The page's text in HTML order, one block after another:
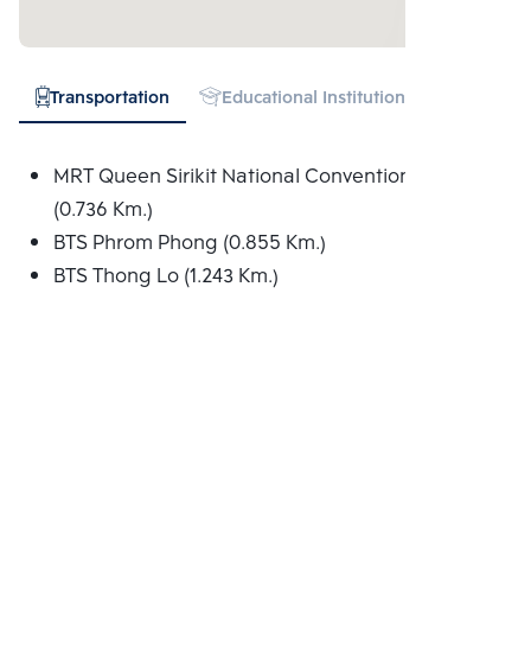
Transportation Educational Institution
MRT Queen Sirikit National Convention Centre
(0.736 Km.)
BTS Phrom Phong (0.855 Km.)
BTS Thong Lo (1.243 Km.)